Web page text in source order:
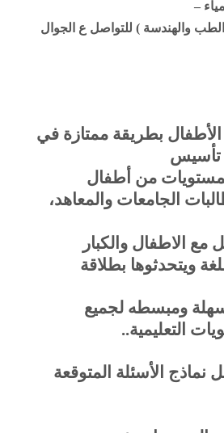
–
الطب والهندسة ) للتواصل ع الجوال
بطريقة ممتازة في
تأسيس
من أطفال
الجامعات والمعاهد،
مع الاطفال والكبار
ويتحدثوها بطلاقة
ومبسطه لجميع
التعليمية..
الأسئلة المتوقعة